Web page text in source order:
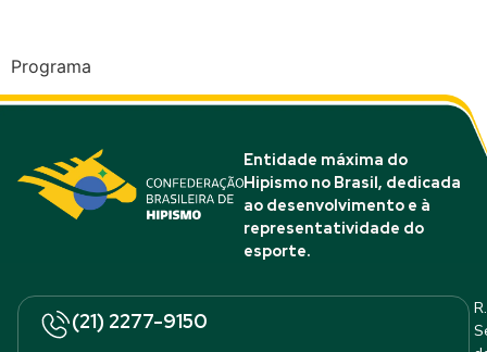
Programa
Entidade máxima do
Hipismo no Brasil, dedicada
ao desenvolvimento e à
representatividade do
esporte.
(21) 2277-9150
R.